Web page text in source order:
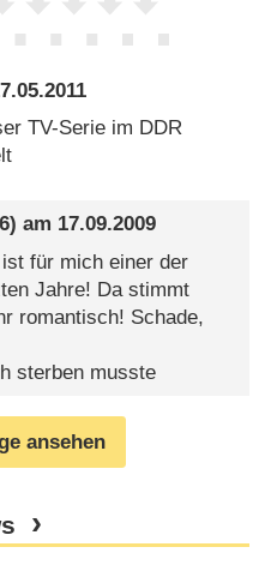
TV-Serie im DDR
am 17.09.2009
für mich einer der
Jahre! Da stimmt
romantisch! Schade,
sterben musste
ansehen